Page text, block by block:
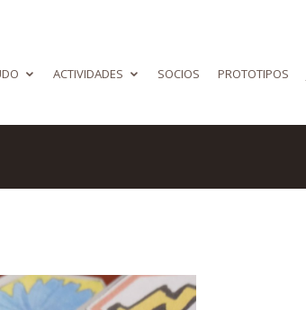
ACTIVIDADES SOCIOS PROTOTIPOS